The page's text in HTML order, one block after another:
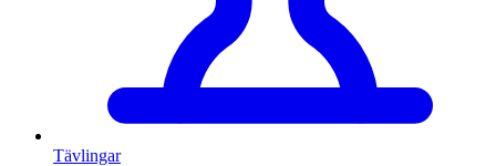
Tävlingar